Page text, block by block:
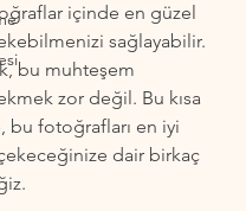
içinde en güzel
sağlayabilir.
bu muhteşem
zor değil. Bu kısa
bu fotoğrafları en iyi
dair birkaç